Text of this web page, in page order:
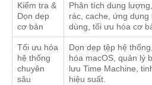
Kiểm tra &
Dọn dẹp
cơ bản
Phân tích dung
rác, cache, ứng dụng
dùng, tối ưu hóa cơ
Tối ưu hóa
hệ thống
chuyên
sâu
Dọn dẹp tệp hệ
hóa macOS, quản lý
lưu Time Machine,
hiệu suất.